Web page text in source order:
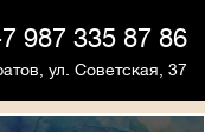
987 335 87 86
ул. Советская, 37